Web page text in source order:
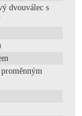
dvouválec s